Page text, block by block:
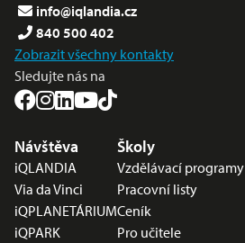
info@iqlandia.cz
840 500 402
Zobrazit všechny kontakty
Sledujte nás na
Nabídka v zápatí
Návštěva
iQLANDIA
Via da Vinci
iQPLANETÁRIUM
iQPARK
Školy
Vzdělávací programy
Pracovní listy
Ceník
Pro učitele